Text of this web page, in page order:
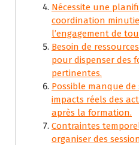
Nécessite une
coordination
l’engagement de
Besoin de
pour dispenser des
pertinentes.
Possible manque de
impacts réels des
après la formation.
Contraintes
organiser des